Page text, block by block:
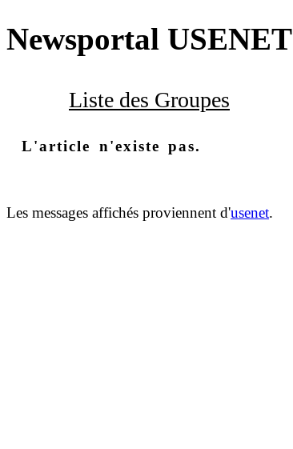
Newsportal USENET
Liste des Groupes
L'article n'existe pas.
Les messages affichés proviennent d'usenet.